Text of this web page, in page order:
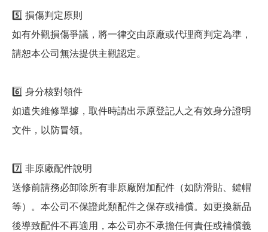
5️⃣ 損傷判定原則
如有外觀損傷爭議，將一律交由原廠或代理商判定為準，
請恕本公司無法提供主觀認定。
6️⃣ 身分核對領件
如遺失維修單據，取件時請出示原登記人之有效身分證明
文件，以防冒領。
7️⃣ 非原廠配件說明
送修前請務必卸除所有非原廠附加配件（如防滑貼、鍵帽
等）。本公司不保證此類配件之保存或補償。如更換新品
後導致配件不再適用，本公司亦不承擔任何責任或補償義